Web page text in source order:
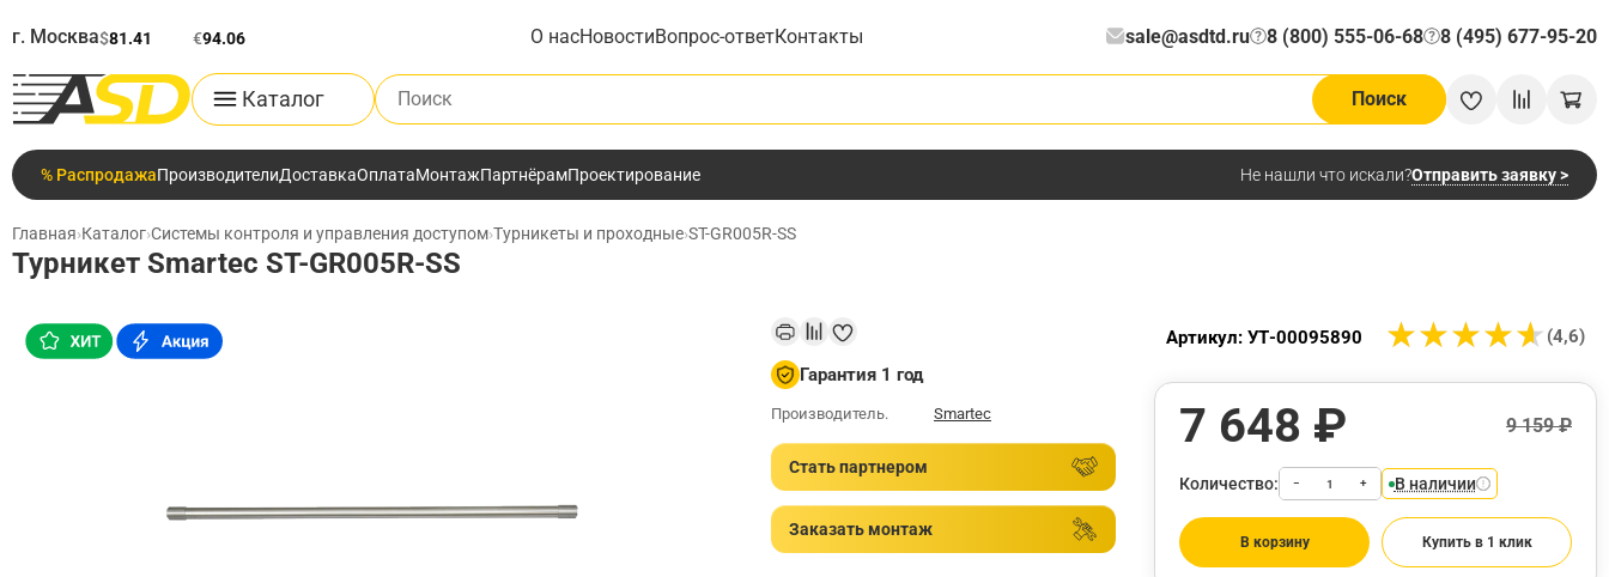
г. Москва$81.41 €94.06 О насНовостиВопрос-ответКонтакты sale@asdtd.ru 8 (800) 555-06-68
? 8 (495) 677-95-20
?
Каталог
Поиск по каталогу
Поиск
% РаспродажаПроизводителиДоставкаОплатаМонтажПартнёрамПроектирование Не нашли что искали?Отправить заявку >
Главная›Каталог›Системы контроля и управления доступом›Турникеты и проходные›ST-GR005R-SS
Турникет Smartec ST-GR005R-SS
Гарантия 1 год
Производитель. Smartec
Стать партнером
Заказать монтаж
★★★★★
★★★★★ (4,6)
Артикул: УТ-00095890
7 648 ₽ 9 159 ₽
Количество: − + В наличии
В корзину Купить в 1 клик